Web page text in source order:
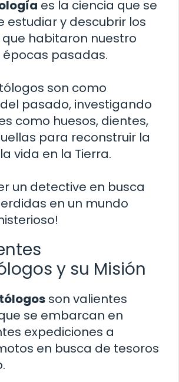
es la ciencia que se
estudiar y descubrir los
que habitaron nuestro
pasadas.
son como
pasado, investigando
como huesos, dientes,
para reconstruir la
vida en la Tierra.
un detective en busca
en un mundo
y su Misión
son valientes
se embarcan en
expediciones a
en busca de tesoros